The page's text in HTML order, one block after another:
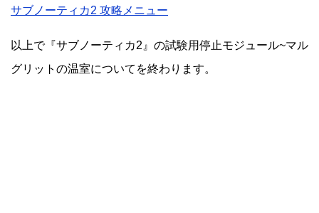
サブノーティカ2 攻略メニュー
以上で『サブノーティカ2』の試験用停止モジュール~マル
グリットの温室についてを終わります。